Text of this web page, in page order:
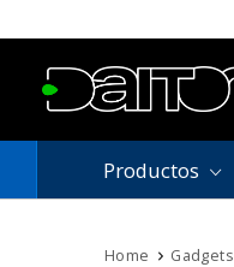
Productos
Home Gadgets